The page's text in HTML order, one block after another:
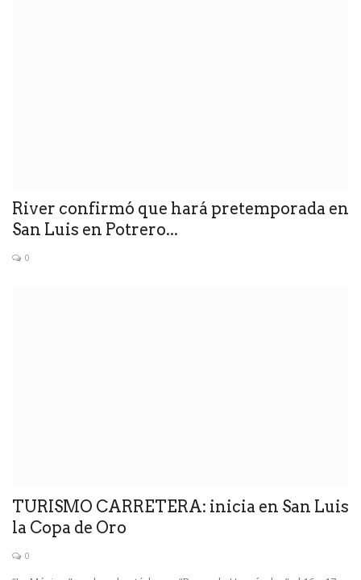
River confirmó que hará pretemporada en
San Luis en Potrero...
0
TURISMO CARRETERA: inicia en San Luis
la Copa de Oro
0